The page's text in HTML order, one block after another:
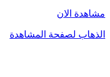
مشاهدة الان
الذهاب لصفحة المشاهدة